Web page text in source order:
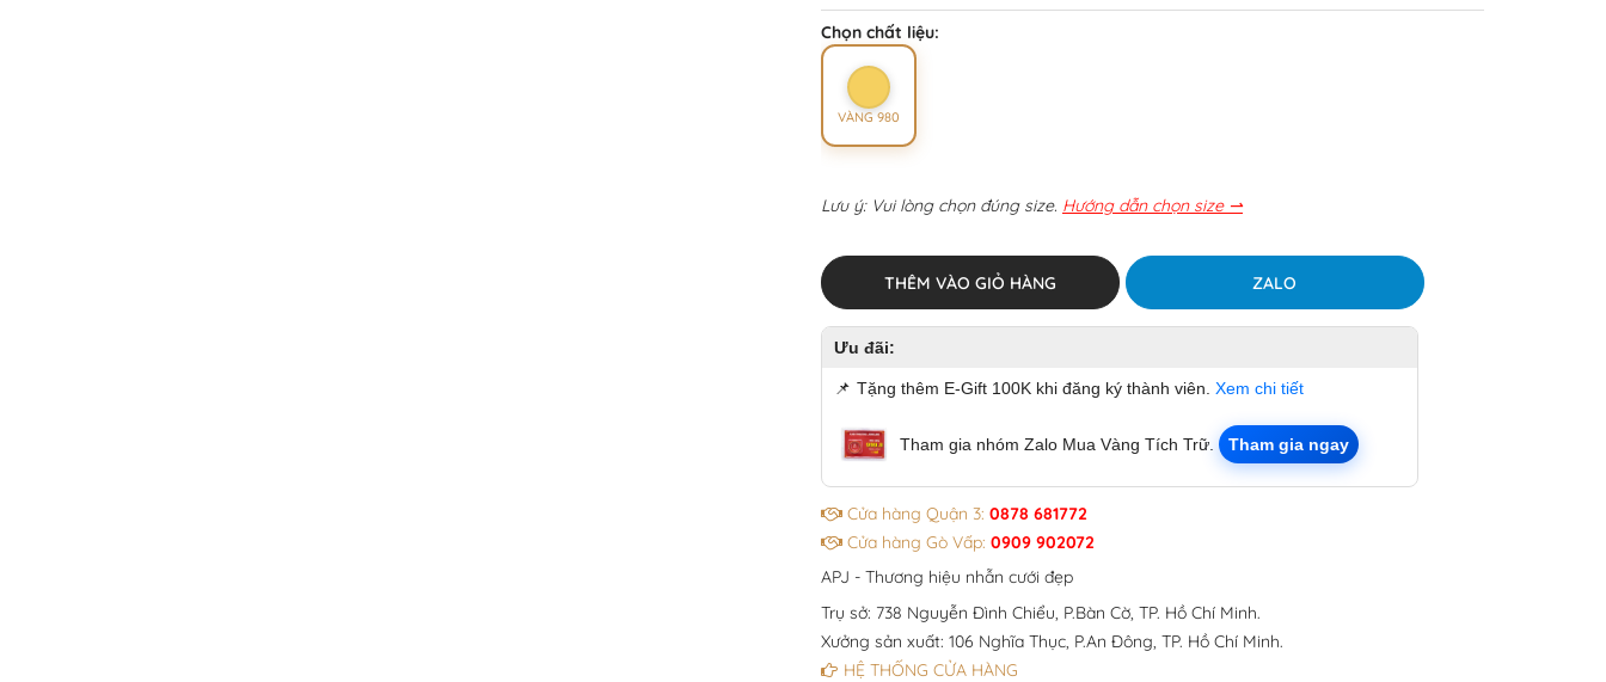
Chọn chất liệu:
VÀNG 980
Lưu ý: Vui lòng chọn đúng size. Hướng dẫn chọn size ⇀
THÊM VÀO GIỎ HÀNG ZALO
Ưu đãi:
📌 Tặng thêm E-Gift 100K khi đăng ký thành viên. Xem chi tiết
Tham gia nhóm Zalo Mua Vàng Tích Trữ. Tham gia ngay
Cửa hàng Quận 3: 0878 681772
Cửa hàng Gò Vấp: 0909 902072
APJ - Thương hiệu nhẫn cưới đẹp
Trụ sở: 738 Nguyễn Đình Chiểu, P.Bàn Cờ, TP. Hồ Chí Minh.
Xưởng sản xuất: 106 Nghĩa Thục, P.An Đông, TP. Hồ Chí Minh.
HỆ THỐNG CỬA HÀNG